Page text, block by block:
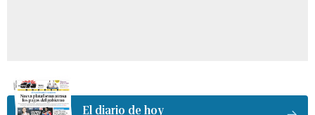
El diario de hoy